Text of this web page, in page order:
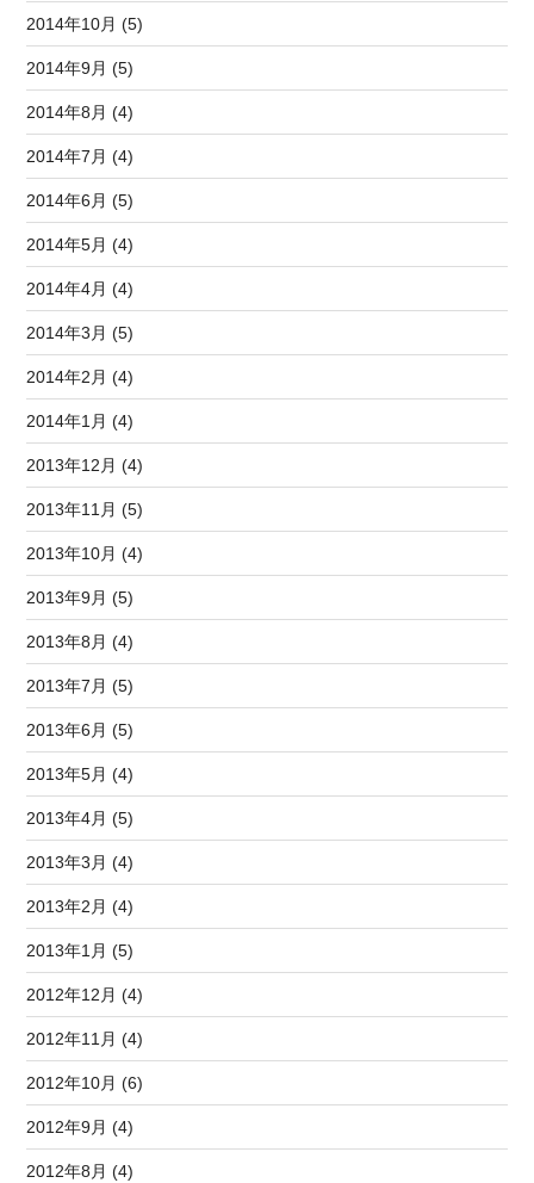
2014年10月 (5)
2014年9月 (5)
2014年8月 (4)
2014年7月 (4)
2014年6月 (5)
2014年5月 (4)
2014年4月 (4)
2014年3月 (5)
2014年2月 (4)
2014年1月 (4)
2013年12月 (4)
2013年11月 (5)
2013年10月 (4)
2013年9月 (5)
2013年8月 (4)
2013年7月 (5)
2013年6月 (5)
2013年5月 (4)
2013年4月 (5)
2013年3月 (4)
2013年2月 (4)
2013年1月 (5)
2012年12月 (4)
2012年11月 (4)
2012年10月 (6)
2012年9月 (4)
2012年8月 (4)